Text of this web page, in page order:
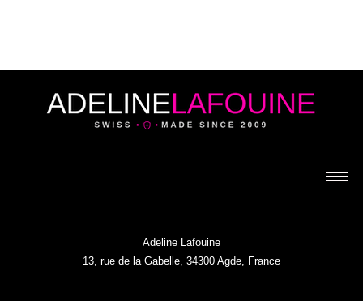
Adeline Lafouine
13, rue de la Gabelle, 34300 Agde, France